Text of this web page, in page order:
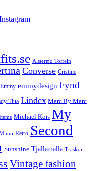
Alstermo Toffeln
Converse Cristine
Emmy emmydesign Fynd
Tiua Lindex Marc By Marc
Michael Kors My
Retro Second
Sunshine Tjallamalla Träskor
Vintage fashion